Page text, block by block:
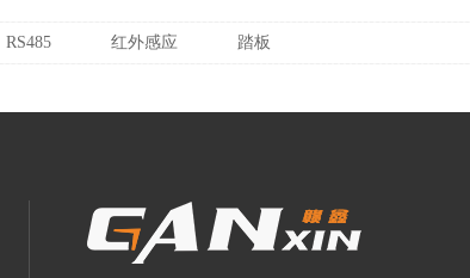
RS485 红外感应 踏板